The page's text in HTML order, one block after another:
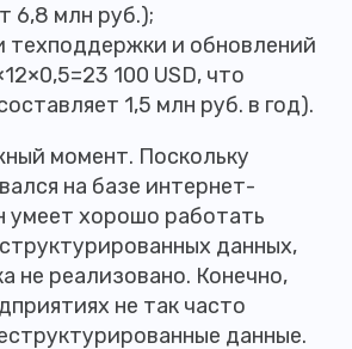
6,8 млн руб.);
техподдержки и обновлений
100 USD, что
1,5 млн руб. в год).
момент. Поскольку
на базе интернет-
умеет хорошо работать
данных,
не реализовано. Конечно,
не так часто
данные.